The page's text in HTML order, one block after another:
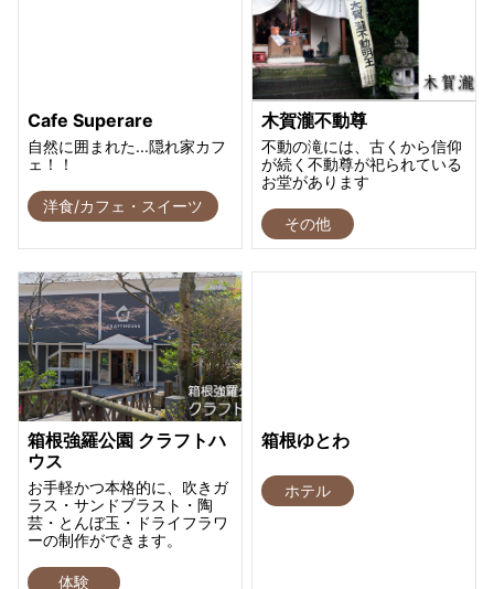
Cafe Superare
自然に囲まれた...隠れ家カフ
ェ！！
洋食/カフェ・スイーツ
木賀瀧不動尊
不動の滝には、古くから信仰
が続く不動尊が祀られている
お堂があります
その他
箱根強羅公園 クラフトハ
ウス
お手軽かつ本格的に、吹きガ
ラス・サンドブラスト・陶
芸・とんぼ玉・ドライフラワ
ーの制作ができます。
体験
箱根ゆとわ
ホテル